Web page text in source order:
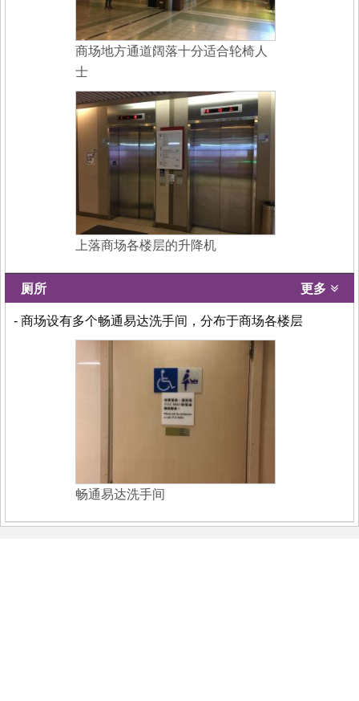
商场地方通道阔落十分适合轮椅人
士
上落商场各楼层的升降机
厕所 更多
- 商场设有多个畅通易达洗手间，分布于商场各楼层
畅通易达洗手间